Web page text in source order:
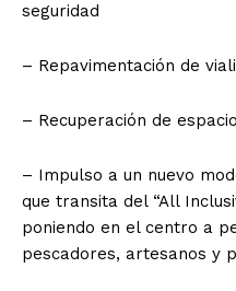
seguridad
– Repavimentación de
– Recuperación de
– Impulso a un nuevo
que transita del “All
poniendo en el centro a
pescadores, artesanos y